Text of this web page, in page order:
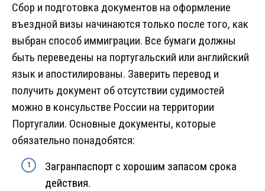
Сбор и подготовка документов на оформление
въездной визы начинаются только после того, как
выбран способ иммиграции. Все бумаги должны
быть переведены на португальский или английский
язык и апостилированы. Заверить перевод и
получить документ об отсутствии судимостей
можно в консульстве России на территории
Португалии. Основные документы, которые
обязательно понадобятся:
Загранпаспорт с хорошим запасом срока
действия.